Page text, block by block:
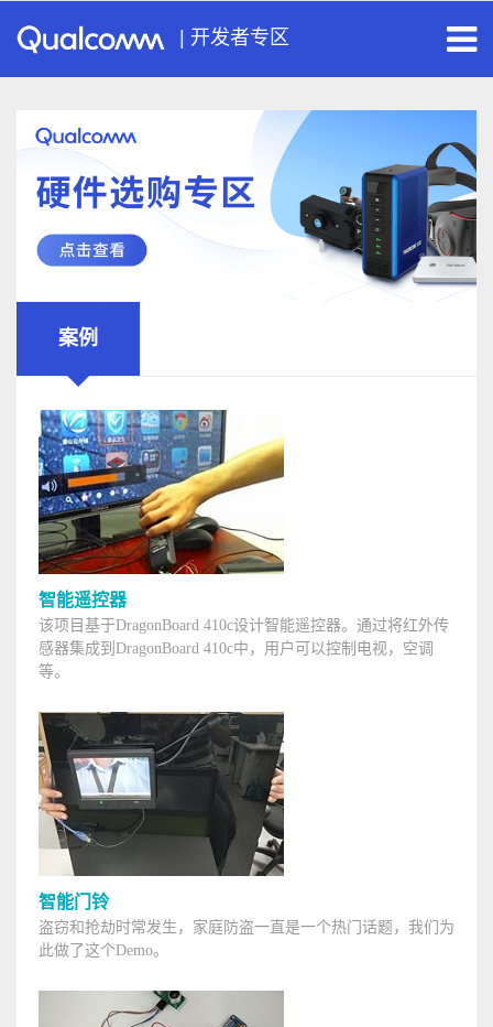
开发者专区
案例
智能遥控器
该项目基于DragonBoard 410c设计智能遥控器。通过将红外传
感器集成到DragonBoard 410c中，用户可以控制电视，空调
等。
智能门铃
盗窃和抢劫时常发生，家庭防盗一直是一个热门话题，我们为
此做了这个Demo。